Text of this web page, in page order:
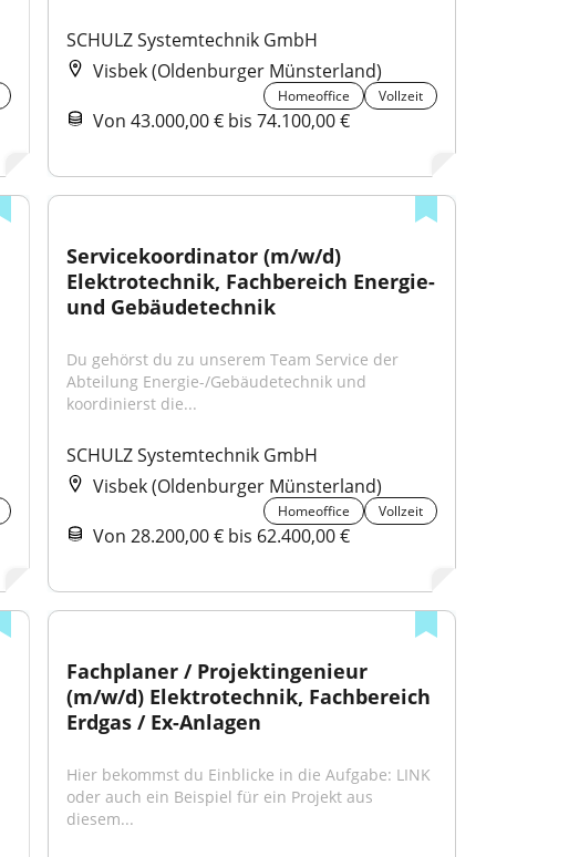
SCHULZ Systemtechnik GmbH
Visbek (Oldenburger Münsterland)
Homeoffice Vollzeit
Von 43.000,00 € bis 74.100,00 €
Servicekoordinator (m/w/d)
Elektrotechnik, Fachbereich Energie-
und Gebäudetechnik
Du gehörst du zu unserem Team Service der
Abteilung Energie-/Gebäudetechnik und
koordinierst die...
SCHULZ Systemtechnik GmbH
Visbek (Oldenburger Münsterland)
Homeoffice Vollzeit
Von 28.200,00 € bis 62.400,00 €
Fachplaner / Projektingenieur
(m/w/d) Elektrotechnik, Fachbereich
Erdgas / Ex-Anlagen
Hier bekommst du Einblicke in die Aufgabe: LINK
oder auch ein Beispiel für ein Projekt aus
diesem...